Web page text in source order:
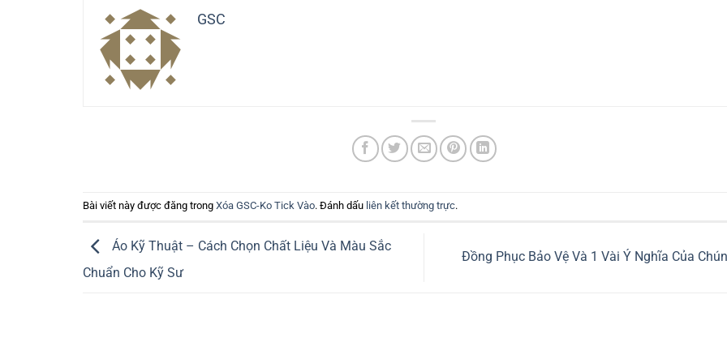
GSC
Bài viết này được đăng trong Xóa GSC-Ko Tick Vào. Đánh dấu liên kết thường trực.
Áo Kỹ Thuật – Cách Chọn Chất Liệu Và Màu Sắc
Chuẩn Cho Kỹ Sư
Đồng Phục Bảo Vệ Và 1 Vài Ý Nghĩa Của